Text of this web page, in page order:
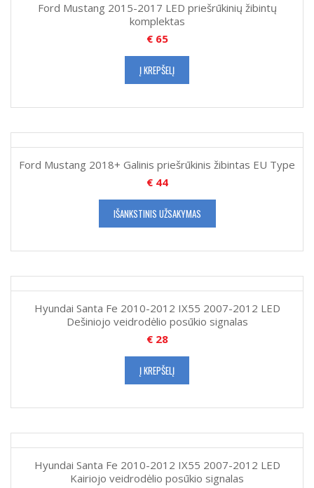
Ford Mustang 2015-2017 LED priešrūkinių žibintų
komplektas
€65
Į KREPŠELĮ
Ford Mustang 2018+ Galinis priešrūkinis žibintas EU Type
€44
IŠANKSTINIS UŽSAKYMAS
Hyundai Santa Fe 2010-2012 IX55 2007-2012 LED
Dešiniojo veidrodėlio posūkio signalas
€28
Į KREPŠELĮ
Hyundai Santa Fe 2010-2012 IX55 2007-2012 LED
Kairiojo veidrodėlio posūkio signalas